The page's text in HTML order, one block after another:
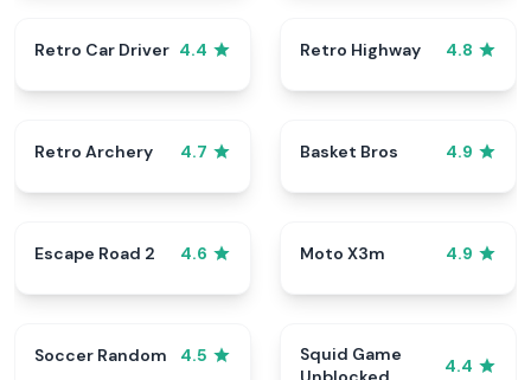
Retro Car Driver 4.4 Retro Highway 4.8
Retro Archery 4.7 Basket Bros 4.9
Escape Road 2 4.6 Moto X3m 4.9
Soccer Random 4.5
Squid Game
4.4